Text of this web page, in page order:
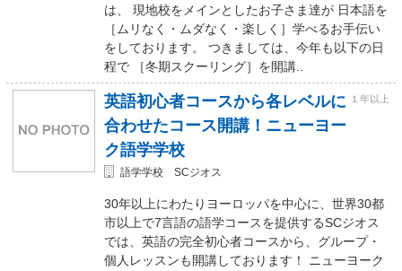
は、 現地校をメインとしたお子さま達が 日本語を
［ムリなく・ムダなく・楽しく］学べるお手伝い
をしております。 つきましては、今年も以下の日
程で ［冬期スクーリング］を開講..
英語初心者コースから各レベルに
合わせたコース開講！ニューヨー
ク語学学校
１年以上
語学学校 SCジオス
30年以上にわたりヨーロッパを中心に、世界30都
市以上で7言語の語学コースを提供するSCジオス
では、英語の完全初心者コースから、グループ・
個人レッスンも開講しております！ ニューヨーク